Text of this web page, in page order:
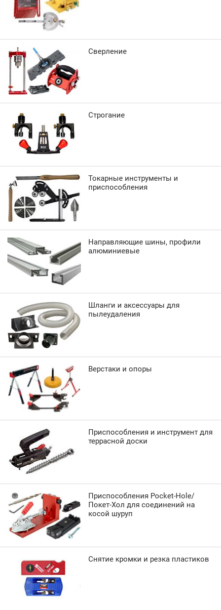
Сверление
Строгание
Токарные инструменты и
приспособления
Направляющие шины, профили
алюминиевые
Шланги и аксессуары для
пылеудаления
Верстаки и опоры
Приспособления и инструмент для
террасной доски
Приспособления Pocket-Hole/
Покет-Хол для соединений на
косой шуруп
Снятие кромки и резка пластиков